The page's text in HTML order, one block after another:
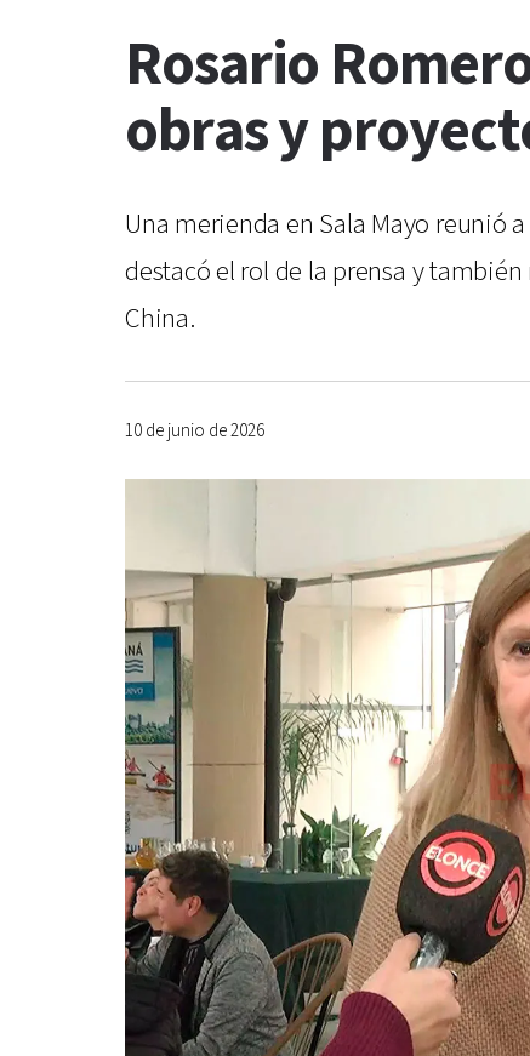
Rosario
obras y
Una merienda en Sala Mayo reunió
destacó el rol de la prensa y
China.
10 de junio de 2026